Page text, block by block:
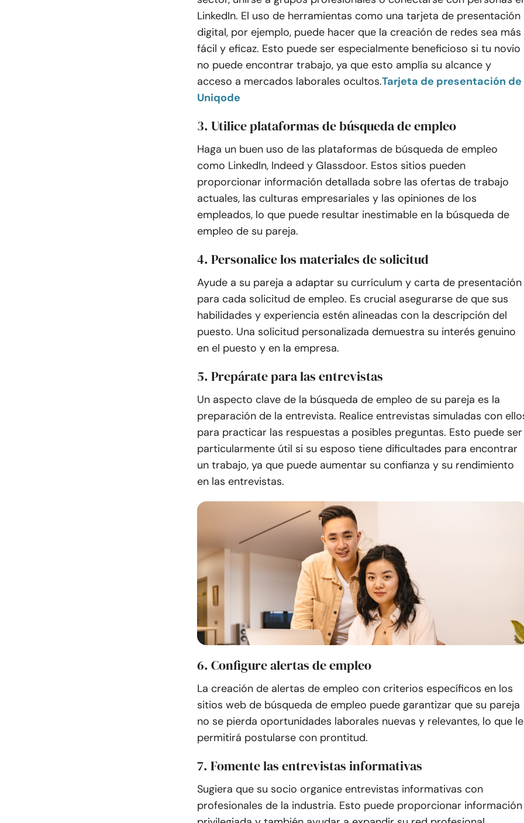
LinkedIn. El uso de herramientas como una tarjeta de presentación
digital, por ejemplo, puede hacer que la creación de redes sea más
fácil y eficaz. Esto puede ser especialmente beneficioso si tu novio
no puede encontrar trabajo, ya que esto amplía su alcance y
acceso a mercados laborales ocultos.Tarjeta de presentación de
Uniqode
3. Utilice plataformas de búsqueda de empleo
Haga un buen uso de las plataformas de búsqueda de empleo
como LinkedIn, Indeed y Glassdoor. Estos sitios pueden
proporcionar información detallada sobre las ofertas de trabajo
actuales, las culturas empresariales y las opiniones de los
empleados, lo que puede resultar inestimable en la búsqueda de
empleo de su pareja.
4. Personalice los materiales de solicitud
Ayude a su pareja a adaptar su currículum y carta de presentación
para cada solicitud de empleo. Es crucial asegurarse de que sus
habilidades y experiencia estén alineadas con la descripción del
puesto. Una solicitud personalizada demuestra su interés genuino
en el puesto y en la empresa.
5. Prepárate para las entrevistas
Un aspecto clave de la búsqueda de empleo de su pareja es la
preparación de la entrevista. Realice entrevistas simuladas con
para practicar las respuestas a posibles preguntas. Esto puede ser
particularmente útil si su esposo tiene dificultades para encontrar
un trabajo, ya que puede aumentar su confianza y su rendimiento
en las entrevistas.
6. Configure alertas de empleo
La creación de alertas de empleo con criterios específicos en los
sitios web de búsqueda de empleo puede garantizar que su pareja
no se pierda oportunidades laborales nuevas y relevantes, lo que le
permitirá postularse con prontitud.
7. Fomente las entrevistas informativas
Sugiera que su socio organice entrevistas informativas con
profesionales de la industria. Esto puede proporcionar información